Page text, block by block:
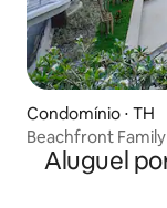
Condomínio ⋅ TH
Beachfront Family
Aluguel